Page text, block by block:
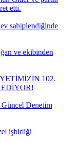
etti.
sahiplendiğinde
ve ekibinden
102.
Güncel Denetim
işbirliği